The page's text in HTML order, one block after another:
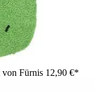
Fürnis 12,90 €*